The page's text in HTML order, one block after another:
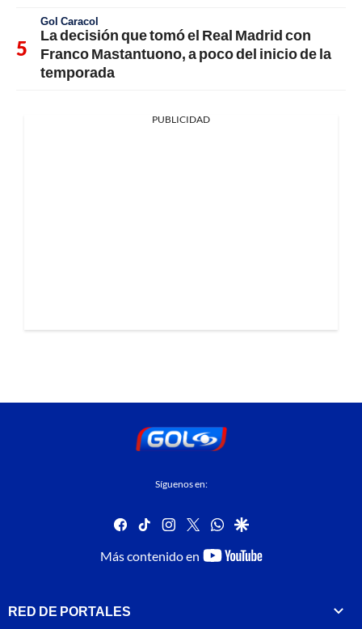
Gol Caracol
La decisión que tomó el Real Madrid con
Franco Mastantuono, a poco del inicio de la
temporada
PUBLICIDAD
Síguenos en:
facebook
tiktok instagram
twitterwhatsapp
google
Más contenido en
youtube-
RED DE PORTALES